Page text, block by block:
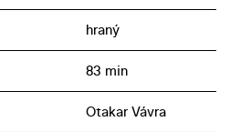
hraný
83 min
Otakar Vávra